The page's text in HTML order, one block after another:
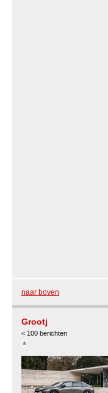
naar boven
Grootj
< 100 berichten